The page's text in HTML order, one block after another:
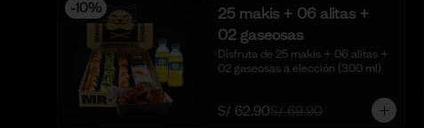
-10%
25 makis + 06 alitas +
02 gaseosas
Disfruta de 25 makis + 06 alitas +
02 gaseosas a elección (300 ml)
S/ 62.90S/ 69.90